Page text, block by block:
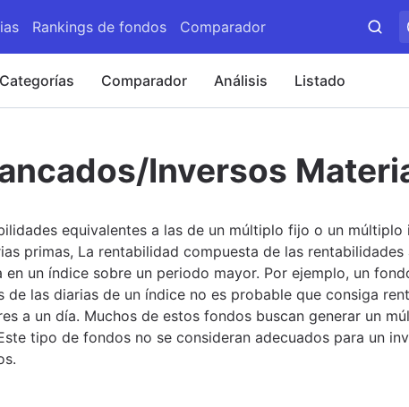
Rankings de fondos Comparador
Categorías Comparador Análisis Listado
Inversos
equivalentes a las de un múltiplo fijo o un
primas, La rentabilidad compuesta de las
en un índice sobre un periodo mayor. Por ejemplo, un
las diarias de un índice no es probable que consiga
a un día. Muchos de estos fondos buscan generar un
tipo de fondos no se consideran adecuados para un